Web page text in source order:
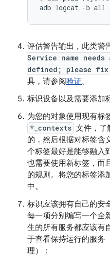
评估警告输出，此类警
Service name needs
defined; please
具，请参阅验证。
标识设备以及需要添加
为您的对象使用现有标
*_contexts 文件，了
的，然后根据对标签含
个标签最好是能够融入
也需要使用新标签，而
的规则。将您的标签添
中。
标识应该拥有自己的安
每一项分别编写一个全
生的所有服务都应该有
于查看保持运行的服务
理）：